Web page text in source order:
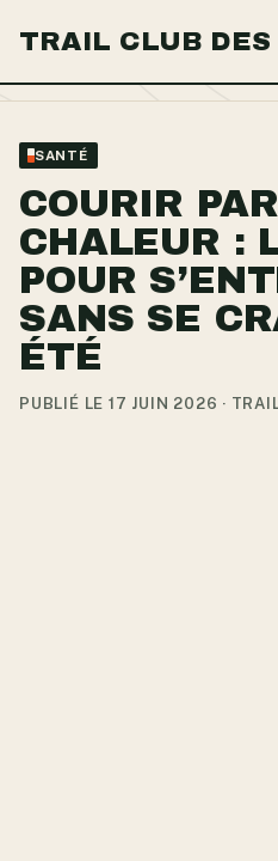
TRAIL CLUB DES
SANTÉ
COURIR
CHALEUR :
POUR
SANS SE
ÉTÉ
PUBLIÉ LE 17 JUIN 2026 ·